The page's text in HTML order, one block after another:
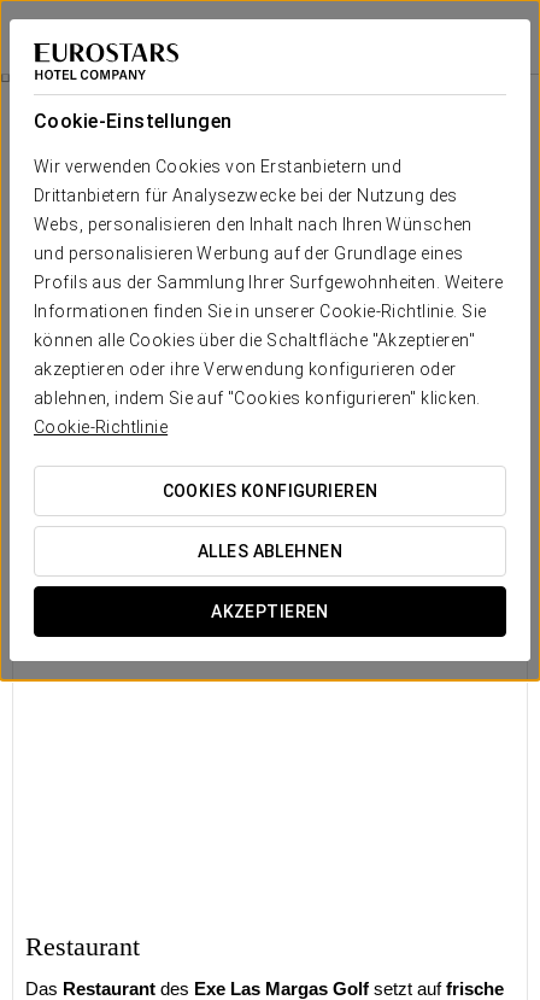
Cookie-Einstellungen
Wir verwenden Cookies von Erstanbietern und
Drittanbietern für Analysezwecke bei der Nutzung des
Webs, personalisieren den Inhalt nach Ihren Wünschen
und personalisieren Werbung auf der Grundlage eines
Profils aus der Sammlung Ihrer Surfgewohnheiten. Weitere
Informationen finden Sie in unserer Cookie-Richtlinie. Sie
können alle Cookies über die Schaltfläche "Akzeptieren"
akzeptieren oder ihre Verwendung konfigurieren oder
ablehnen, indem Sie auf "Cookies konfigurieren" klicken.
Cookie-Richtlinie
COOKIES KONFIGURIEREN
ALLES ABLEHNEN
AKZEPTIEREN
Exe Las Margas Golf
HUESCA - LATAS
Verpflegung
Restaurant
Das Restaurant des Exe Las Margas Golf setzt auffrische